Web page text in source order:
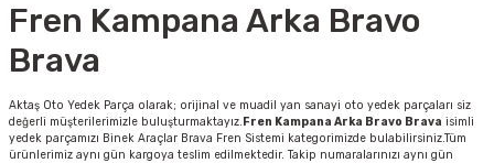
Fren Kampana Arka Bravo
Brava
Aktaş Oto Yedek Parça olarak; orijinal ve muadil yan sanayi oto yedek parçaları siz
değerli müşterilerimizle buluşturmaktayız.Fren Kampana Arka Bravo Brava isimli
yedek parçamızı Binek Araçlar Brava Fren Sistemi kategorimizde bulabilirsiniz.Tüm
ürünlerimiz aynı gün kargoya teslim edilmektedir. Takip numaralarınızı aynı gün